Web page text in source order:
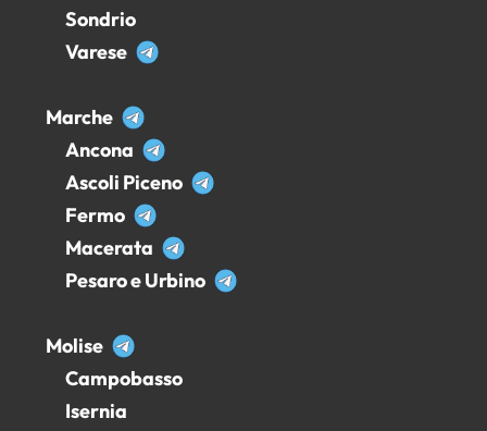
Sondrio
Varese
Marche
Ancona
Ascoli Piceno
Fermo
Macerata
Pesaro e Urbino
Molise
Campobasso
Isernia